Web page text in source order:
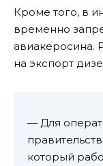
Кроме того, в
временно
авиакеросина.
на экспорт
— Для
который